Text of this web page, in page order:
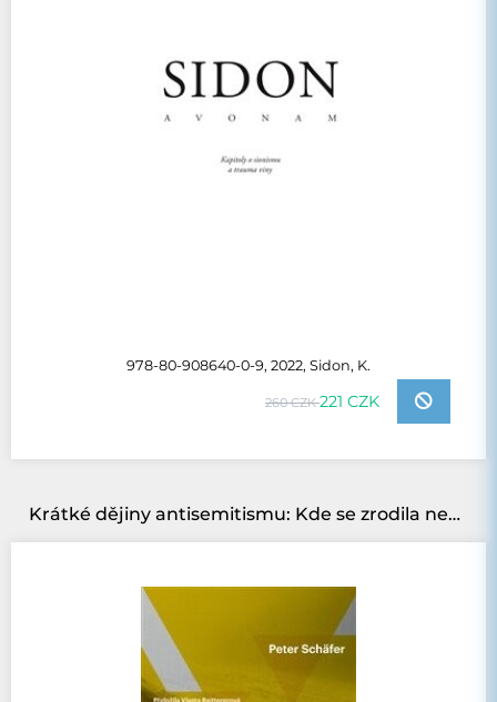
978-80-908640-0-9, 2022, Sidon, K.
260 CZK221 CZK
Krátké dějiny antisemitismu: Kde se zrodila nenávist k Židům a proč se pořád vrací